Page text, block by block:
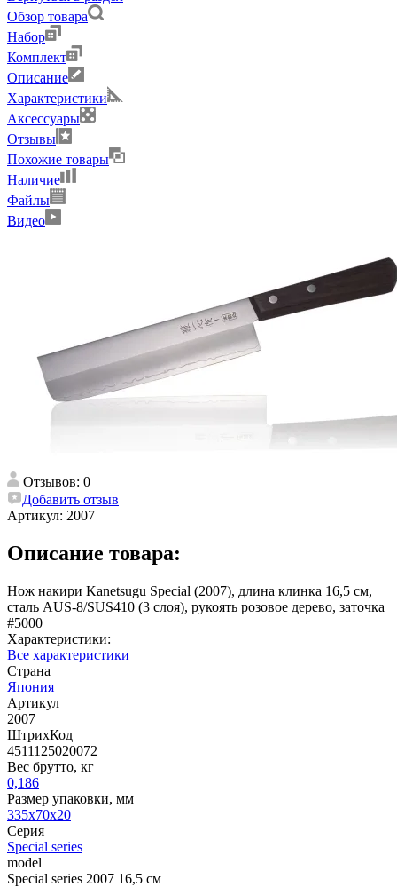
Обзор товара
Набор
Комплект
Описание
Характеристики
Аксессуары
Отзывы
Похожие товары
Наличие
Файлы
Видео
Отзывов: 0
Добавить отзыв
Артикул: 2007
Описание товара:
Нож накири Kanetsugu Special (2007), длина клинка 16,5 см,
сталь AUS-8/SUS410 (3 слоя), рукоять розовое дерево, заточка
#5000
Характеристики:
Все характеристики
Страна
Япония
Артикул
2007
ШтрихКод
4511125020072
Вес брутто, кг
0,186
Размер упаковки, мм
335x70x20
Серия
Special series
model
Special series 2007 16,5 см